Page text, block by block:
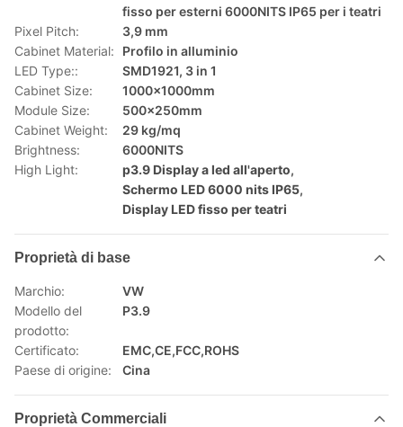
fisso per esterni 6000NITS IP65 per i teatri
Pixel Pitch:
3,9 mm
Cabinet Material:
Profilo in alluminio
LED Type::
SMD1921, 3 in 1
Cabinet Size:
1000x1000mm
Module Size:
500x250mm
Cabinet Weight:
29 kg/mq
Brightness:
6000NITS
High Light:
p3.9 Display a led all'aperto,
Schermo LED 6000 nits IP65,
Display LED fisso per teatri
Proprietà di base
Marchio:
VW
Modello del
prodotto:
P3.9
Certificato:
EMC,CE,FCC,ROHS
Paese di origine:
Cina
Proprietà Commerciali